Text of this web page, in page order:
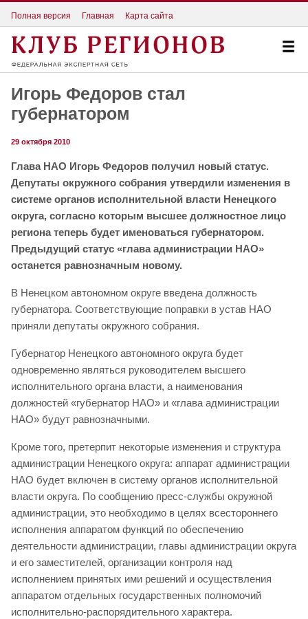
Полная версия Главная Карта сайта
Игорь Федоров стал
губернатором
29 октября 2010
Глава НАО Игорь Федоров получил новый статус.
Депутаты окружного собрания утвердили изменения в
системе органов исполнительной власти Ненецкого
округа, согласно которым высшее должностное лицо
региона теперь будет именоваться губернатором.
Предыдущий статус «глава администрации НАО»
останется равнозначным новому.
В Ненецком автономном округе введена должность
губернатора. Соответствующие поправки в устав НАО
приняли депутаты окружного собрания.
Губернатор Ненецкого автономного округа будет
одновременно являться руководителем высшего
исполнительного органа власти, а наименования
должностей «губернатор НАО» и «глава администрации
НАО» будут равнозначными.
Кроме того, претерпит некоторые изменения и структура
администрации Ненецкого округа: аппарат администрации
НАО будет включен в систему органов исполнительной
власти округа. По сообщению пресс-службы окружной
администрации, это необходимо в целях всестороннего
исполнения аппаратом функций по обеспечению
деятельности администрации, главы администрации округа
и его заместителей, организации контроля над
исполнением принятых ими решений и осуществления
аппаратом отдельных государственных полномочий
исполнительно-распорядительного характера.